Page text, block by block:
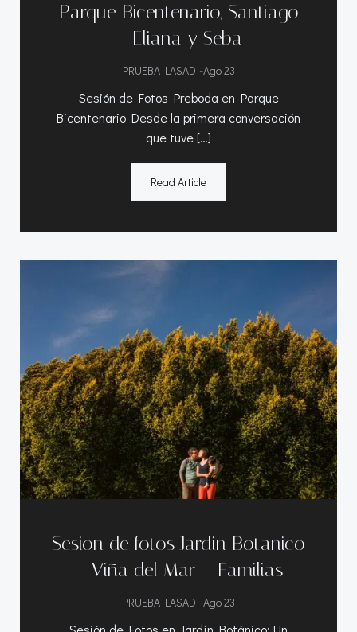
Parque Bicentenario, Santiago
– Eliana y Seba
PRUEBA LASAD -Ago 23
Sesión de Fotos Preboda en Parque
Bicentenario Desde la primera conversación
que tuve […]
Read Article
Sesion de fotos Jardin Botanico
– Viña del Mar – Familias
PRUEBA LASAD -Ago 23